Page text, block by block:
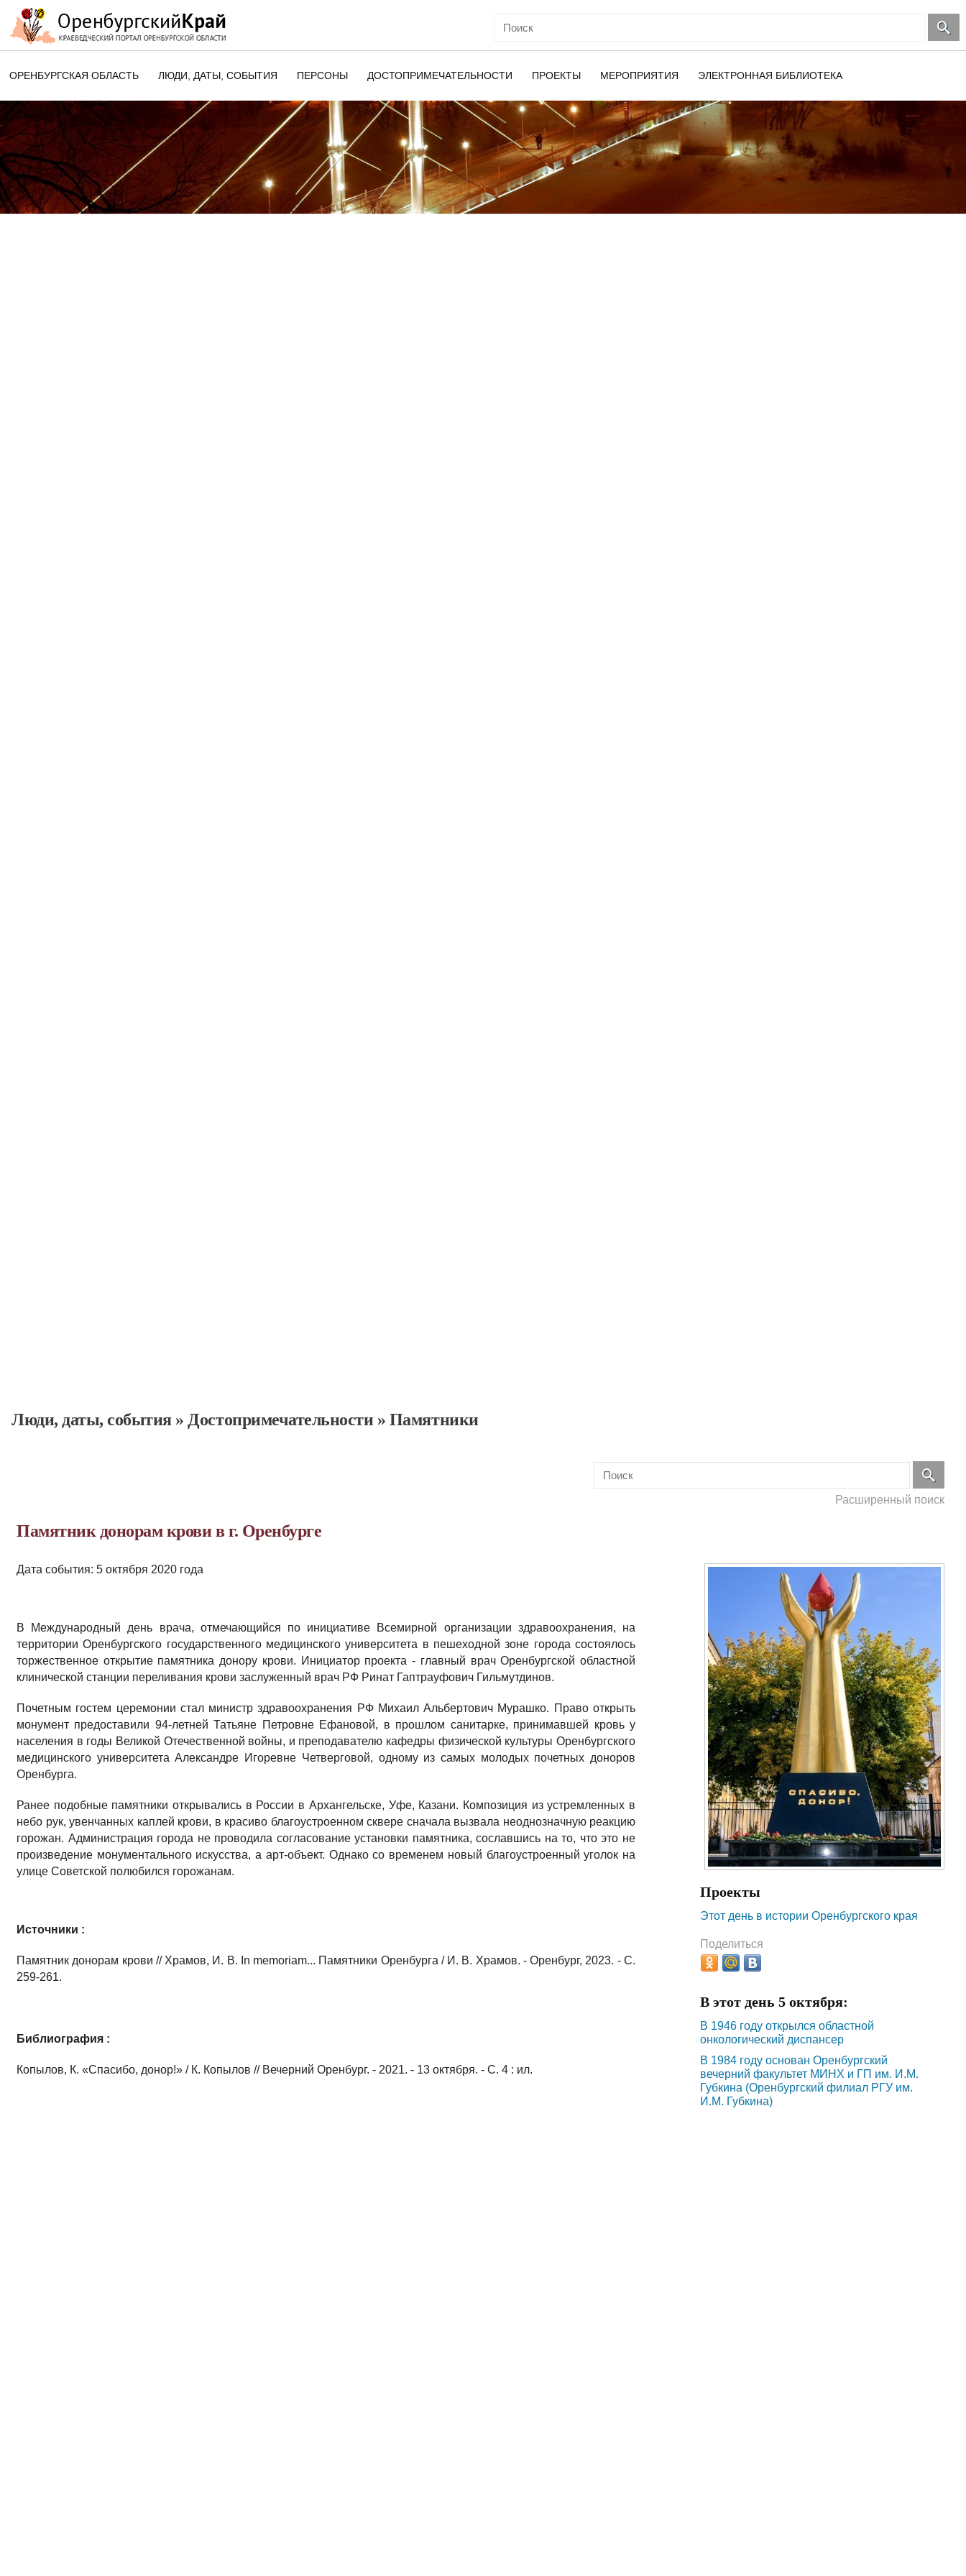
ОРЕНБУРГСКАЯ ОБЛАСТЬ ЛЮДИ, ДАТЫ, CОБЫТИЯ
ЭТОТ ДЕНЬ В ИСТОРИИ
ОРЕНБУРГСКОГО КРАЯ
ПАМЯТНЫЕ ДАТЫ ОРЕНБУРГСКОЙ
ОБЛАСТИ
ПЕРСОНЫ ДОСТОПРИМЕЧАТЕЛЬНОСТИ ПРОЕКТЫ МЕРОПРИЯТИЯ ЭЛЕКТРОННАЯ БИБЛИОТЕКА
Люди, даты, cобытия» Достопримечательности» Памятники
Расширенный поиск
Памятник донорам крови в г. Оренбурге
Дата события: 5 октября 2020 года
В Международный день врача, отмечающийся по инициативе Всемирной организации здравоохранения, на
территории Оренбургского государственного медицинского университета в пешеходной зоне города состоялось
торжественное открытие памятника донору крови. Инициатор проекта - главный врач Оренбургской областной
клинической станции переливания крови заслуженный врач РФ Ринат Гаптрауфович Гильмутдинов.
Почетным гостем церемонии стал министр здравоохранения РФ Михаил Альбертович Мурашко. Право открыть
монумент предоставили 94-летней Татьяне Петровне Ефановой, в прошлом санитарке, принимавшей кровь у
населения в годы Великой Отечественной войны, и преподавателю кафедры физической культуры Оренбургского
медицинского университета Александре Игоревне Четверговой, одному из самых молодых почетных доноров
Оренбурга.
Ранее подобные памятники открывались в России в Архангельске, Уфе, Казани. Композиция из устремленных в
небо рук, увенчанных каплей крови, в красиво благоустроенном сквере сначала вызвала неоднозначную реакцию
горожан. Администрация города не проводила согласование установки памятника, сославшись на то, что это не
произведение монументального искусства, а арт-объект. Однако со временем новый благоустроенный уголок на
улице Советской полюбился горожанам.
Источники :
Памятник донорам крови // Храмов, И. В. In memoriam... Памятники Оренбурга / И. В. Храмов. - Оренбург, 2023. - С.
259-261.
Библиография :
Копылов, К. «Спасибо, донор!» / К. Копылов // Вечерний Оренбург. - 2021. - 13 октября. - С. 4 : ил.
Проекты
Этот день в истории Оренбургского края
Поделиться
В этот день 5 октября:
В 1946 году открылся областной
онкологический диспансер
В 1984 году основан Оренбургский
вечерний факультет МИНХ и ГП им. И.М.
Губкина (Оренбургский филиал РГУ им.
И.М. Губкина)